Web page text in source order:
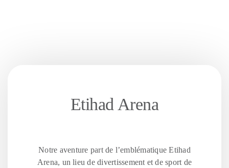
Etihad Arena
Notre aventure part de l’emblématique Etihad
Arena, un lieu de divertissement et de sport de